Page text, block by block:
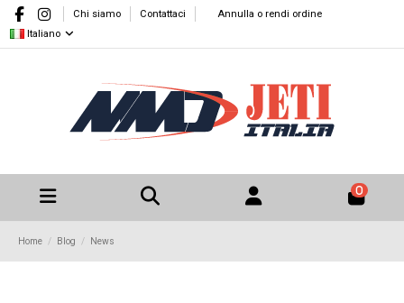
Chi siamo Contattaci
Annulla o rendi ordine
Italiano
0
Home Blog News